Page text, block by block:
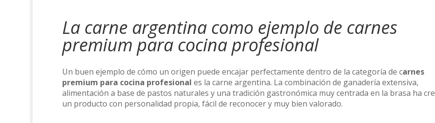
La carne argentina como ejemplo de carnes
premium para cocina profesional
Un buen ejemplo de cómo un origen puede encajar perfectamente dentro de la categoría de carnes
premium para cocina profesional es la carne argentina. La combinación de ganadería extensiva,
alimentación a base de pastos naturales y una tradición gastronómica muy centrada en la brasa ha
un producto con personalidad propia, fácil de reconocer y muy bien valorado.